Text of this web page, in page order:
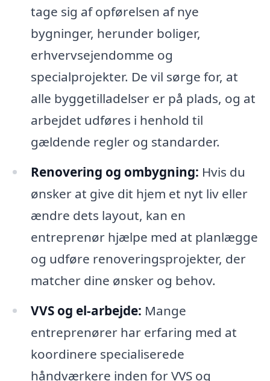
tage sig af opførelsen af nye
bygninger, herunder boliger,
erhvervsejendomme og
specialprojekter. De vil sørge for, at
alle byggetilladelser er på plads, og at
arbejdet udføres i henhold til
gældende regler og standarder.
Renovering og ombygning: Hvis du
ønsker at give dit hjem et nyt liv eller
ændre dets layout, kan en
entreprenør hjælpe med at planlægge
og udføre renoveringsprojekter, der
matcher dine ønsker og behov.
VVS og el-arbejde: Mange
entreprenører har erfaring med at
koordinere specialiserede
håndværkere inden for VVS og